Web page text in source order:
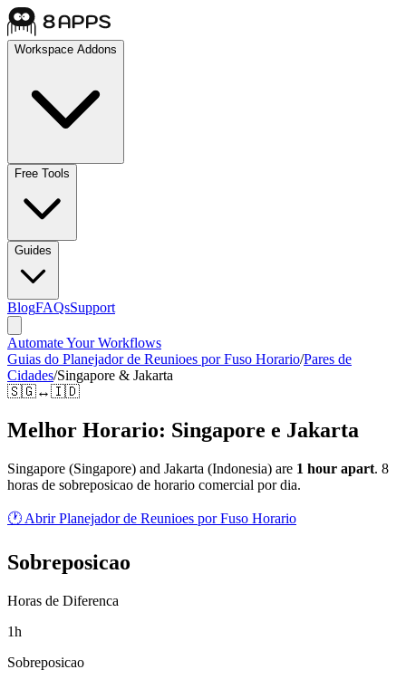
Workspace Addons
Free Tools
Guides
BlogFAQsSupport
Automate Your Workflows
Guias do Planejador de Reunioes por Fuso Horario/Pares de
Cidades/Singapore & Jakarta
🇸🇬↔🇮🇩
Melhor Horario: Singapore e Jakarta
Singapore (Singapore) and Jakarta (Indonesia) are 1 hour apart. 8
horas de sobreposicao de horario comercial por dia.
🕐 Abrir Planejador de Reunioes por Fuso Horario
Sobreposicao
Horas de Diferenca
1h
Sobreposicao